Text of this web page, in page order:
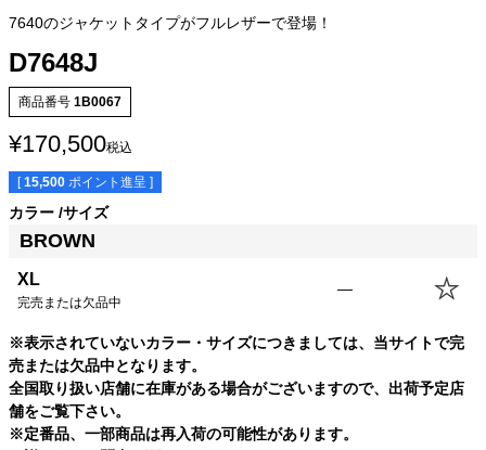
サイズ
XS
63.5cm49.5cm
M
68.5cm 54.5cm 82.5cm
--cm
L
71.0cm 57.0cm84.5cm
--cm
XL
73.5cm
USM 73.5cm62.0cm86.5cm--cm
7640のジャケットタイプがフルレザーで登場！
D7648J
商品番号 1B0067
¥170,500税込
[ 15,500 ポイント進呈 ]
カラー サイズ
BROWN
XL
完売または欠品中
—
※表示されていないカラー・サイズにつきましては、当サイトで完
売または欠品中となります。
全国取り扱い店舗に在庫がある場合がございますので、出荷予定店
舗をご覧下さい。
※定番品、一部商品は再入荷の可能性があります。